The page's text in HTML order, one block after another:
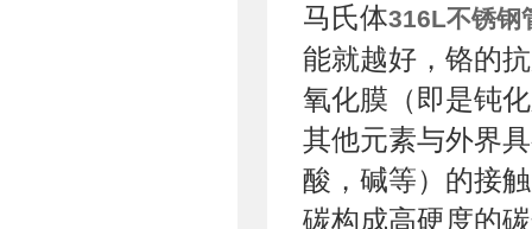
马氏体316L不锈钢
能就越好，铬的
氧化膜（即是钝
其他元素与外界
酸，碱等）的接
碳构成高硬度的